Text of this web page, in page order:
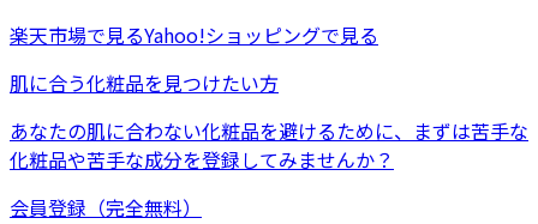
楽天市場で見るYahoo!ショッピングで見る
肌に合う化粧品を見つけたい方
あなたの肌に合わない化粧品を避けるために、まずは苦手な
化粧品や苦手な成分を登録してみませんか？
会員登録（完全無料）